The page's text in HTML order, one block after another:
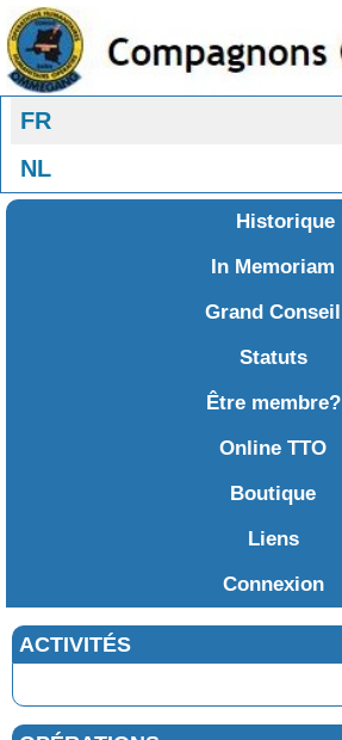
Sélectionnez votre langue
FR
NL
Historique
In Memoriam
Grand Conseil
Statuts
Être membre?
Online TTO
Boutique
Liens
Connexion
ACTIVITÉS